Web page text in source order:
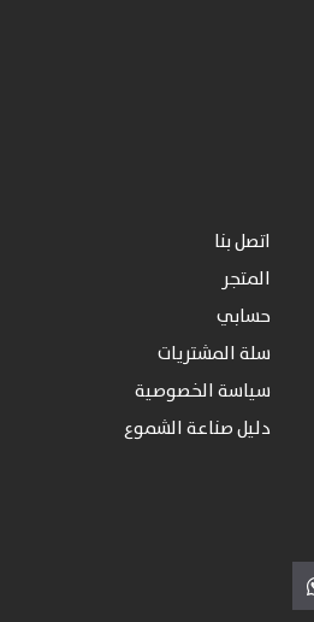
اتصل بنا
المتجر
حسابي
سلة المشتريات
سياسة الخصوصية
دليل صناعة الشموع